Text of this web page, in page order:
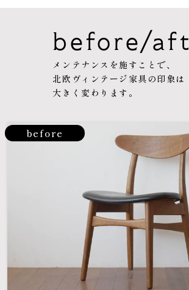
before/
メンテナンスを施すことで、
北欧ヴィンテージ家具の印象は
大きく変わります。
before